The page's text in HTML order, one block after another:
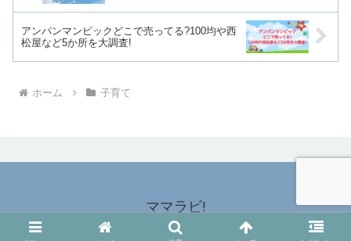
アンパンマンピックどこで売ってる?100均や西
松屋など5か所を大調査!
ホーム 子育て
ママラビ!
© 2024 ママラビ!.